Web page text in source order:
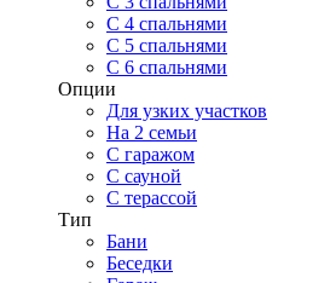
С 4 спальнями
С 5 спальнями
С 6 спальнями
Опции
Для узких участков
На 2 семьи
С гаражом
С сауной
С терассой
Тип
Бани
Беседки